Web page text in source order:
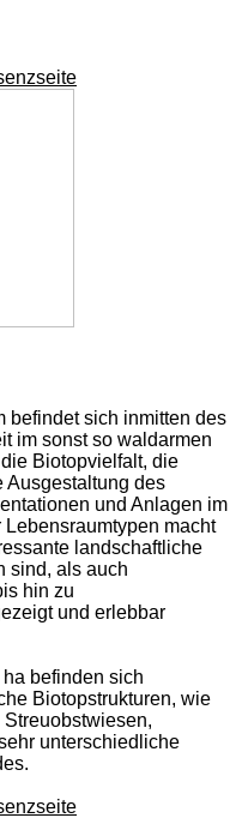
befindet sich inmitten des
im sonst so waldarmen
Biotopvielfalt, die
Ausgestaltung des
und Anlagen im
macht
landschaftliche
sind, als auch
hin zu
und erlebbar
befinden sich
Biotopstrukturen, wie
unterschiedliche